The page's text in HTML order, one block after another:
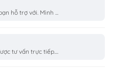
hỗ trợ với. Mình ...
tư vấn trực tiếp....